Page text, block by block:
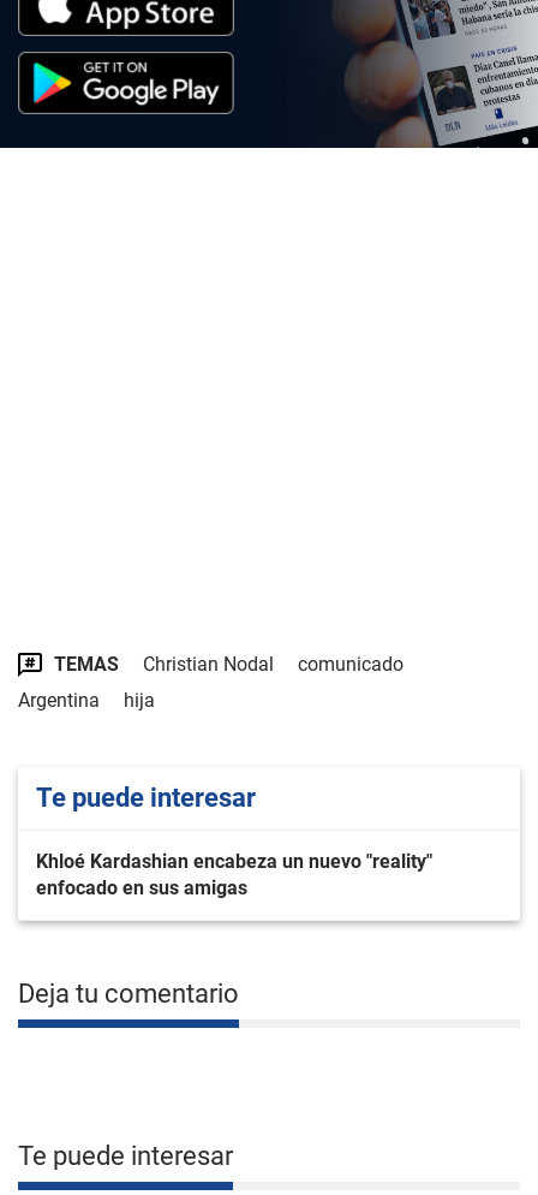
TEMAS Christian Nodal
comunicado
Argentina
hija
Te puede interesar
Khloé Kardashian encabeza un nuevo "reality"
enfocado en sus amigas
Deja tu comentario
Te puede interesar